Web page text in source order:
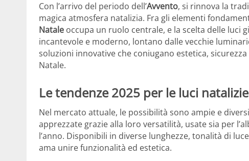
Con l’arrivo del periodo dell’Avvento, si rinnova la
magica atmosfera natalizia. Fra gli elementi
Natale occupa un ruolo centrale, e la scelta delle
incantevole e moderno, lontano dalle vecchie
soluzioni innovative che coniugano estetica,
Natale.
Le tendenze 2025 per le luci
Nel mercato attuale, le possibilità sono ampie e
apprezzate grazie alla loro versatilità, usate sia per
l’anno. Disponibili in diverse lunghezze, tonalità di
ama unire funzionalità ed estetica.